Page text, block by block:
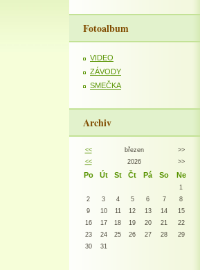
Fotoalbum
VIDEO
ZÁVODY
SMEČKA
Archiv
<< březen
>>
<<
2026 >>
Po Út St Čt Pá So Ne
1
2
3 4 5 6 7
8
9
10 11 12 13 14
15
16
17 18 19 20 21
22
23
24 25 26 27 28
29
30
31